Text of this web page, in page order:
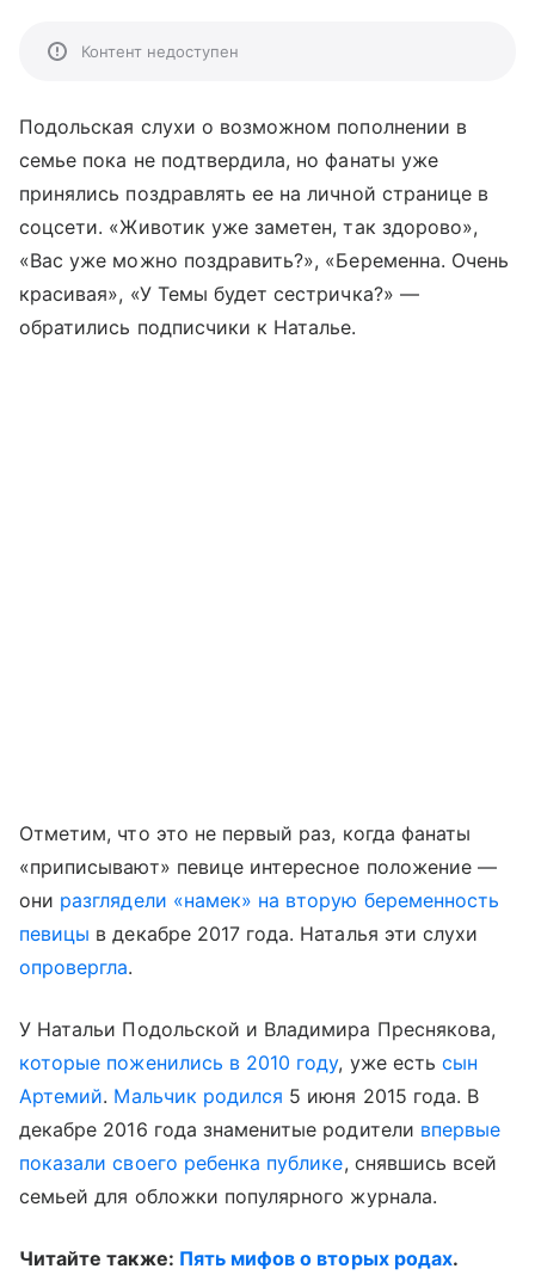
Контент недоступен
Подольская слухи о возможном пополнении в
семье пока не подтвердила, но фанаты уже
принялись поздравлять ее на личной странице в
соцсети. «Животик уже заметен, так здорово»,
«Вас уже можно поздравить?», «Беременна. Очень
красивая», «У Темы будет сестричка?» —
обратились подписчики к Наталье.
Отметим, что это не первый раз, когда фанаты
«приписывают» певице интересное положение —
они разглядели «намек» на вторую беременность
певицы в декабре 2017 года. Наталья эти слухи
опровергла.
У Натальи Подольской и Владимира Преснякова,
которые поженились в 2010 году, уже есть сын
Артемий. Мальчик родился 5 июня 2015 года. В
декабре 2016 года знаменитые родители впервые
показали своего ребенка публике, снявшись всей
семьей для обложки популярного журнала.
Читайте также: Пять мифов о вторых родах.